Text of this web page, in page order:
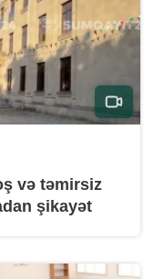
və təmirsiz
şikayət